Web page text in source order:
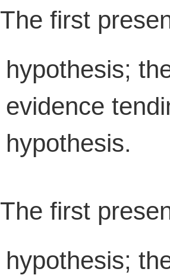
The first
hypothesis;
evidence
hypothesis.
The first
hypothesis;